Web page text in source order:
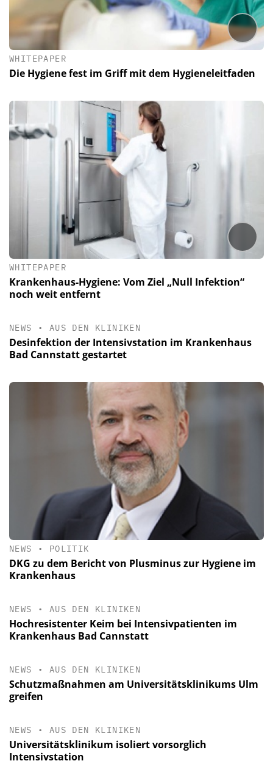
WHITEPAPER
Die Hygiene fest im Griff mit dem Hygieneleitfaden
WHITEPAPER
Krankenhaus-Hygiene: Vom Ziel „Null Infektion“
noch weit entfernt
NEWS • AUS DEN KLINIKEN
Desinfektion der Intensivstation im Krankenhaus
Bad Cannstatt gestartet
NEWS • POLITIK
DKG zu dem Bericht von Plusminus zur Hygiene im
Krankenhaus
NEWS • AUS DEN KLINIKEN
Hochresistenter Keim bei Intensivpatienten im
Krankenhaus Bad Cannstatt
NEWS • AUS DEN KLINIKEN
Schutzmaßnahmen am Universitätsklinikums Ulm
greifen
NEWS • AUS DEN KLINIKEN
Universitätsklinikum isoliert vorsorglich
Intensivstation